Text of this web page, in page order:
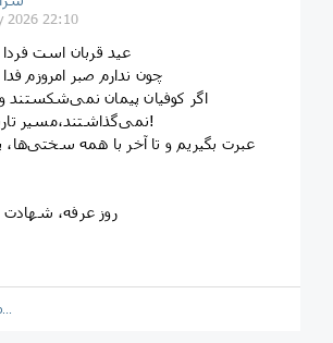
2026 22:10
☔️عید قربان است
☔️ چون ندارم صبر امروزم
نمی‌گذاشتند،مسیر تاریخ عوض می‌شد!
عبرت بگیریم و تا آخر با همه سختی‌ها،
روز عرفه،